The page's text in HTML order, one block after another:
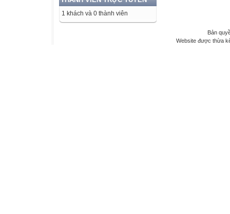
1 khách và 0 thành viên
Bản
Website được thừa